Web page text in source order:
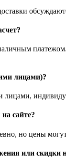
лицами)?
лицами,
сайте?
но цены
или скидки